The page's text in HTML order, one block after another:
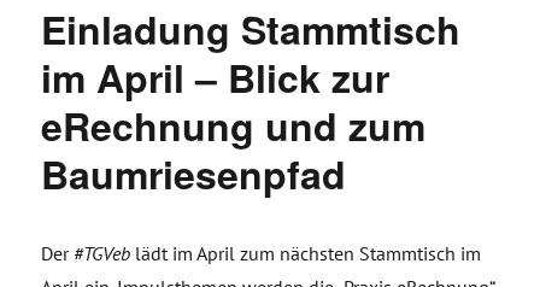
Einladung Stammtisch
im April – Blick zur
eRechnung und zum
Baumriesenpfad
Der #TGVeb lädt im April zum nächsten Stammtisch im